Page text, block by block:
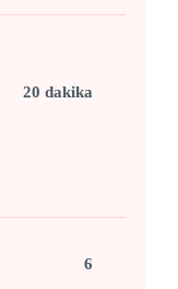
20 dakika
6